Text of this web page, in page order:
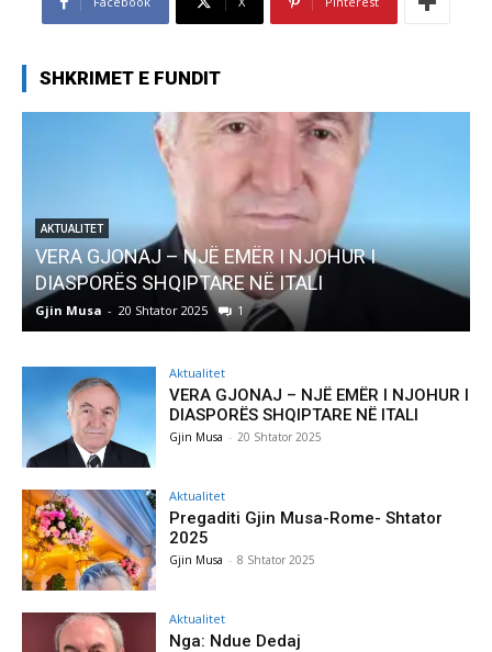
SHKRIMET E FUNDIT
AKTUALITET
Pregaditi Gjin Musa-Rome- Shtator 2025
Gjin Musa - 8 Shtator 2025
Aktualitet
VERA GJONAJ – NJË EMËR I NJOHUR I
DIASPORËS SHQIPTARE NË ITALI
Gjin Musa - 20 Shtator 2025
Aktualitet
Pregaditi Gjin Musa-Rome- Shtator
2025
Gjin Musa - 8 Shtator 2025
Aktualitet
Nga: Ndue Dedaj